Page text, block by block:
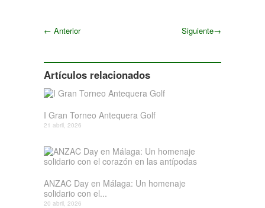
← Anterior Siguiente→
Artículos relacionados
I Gran Torneo Antequera Golf
21 abril, 2026
ANZAC Day en Málaga: Un homenaje
solidario con el...
20 abril, 2026